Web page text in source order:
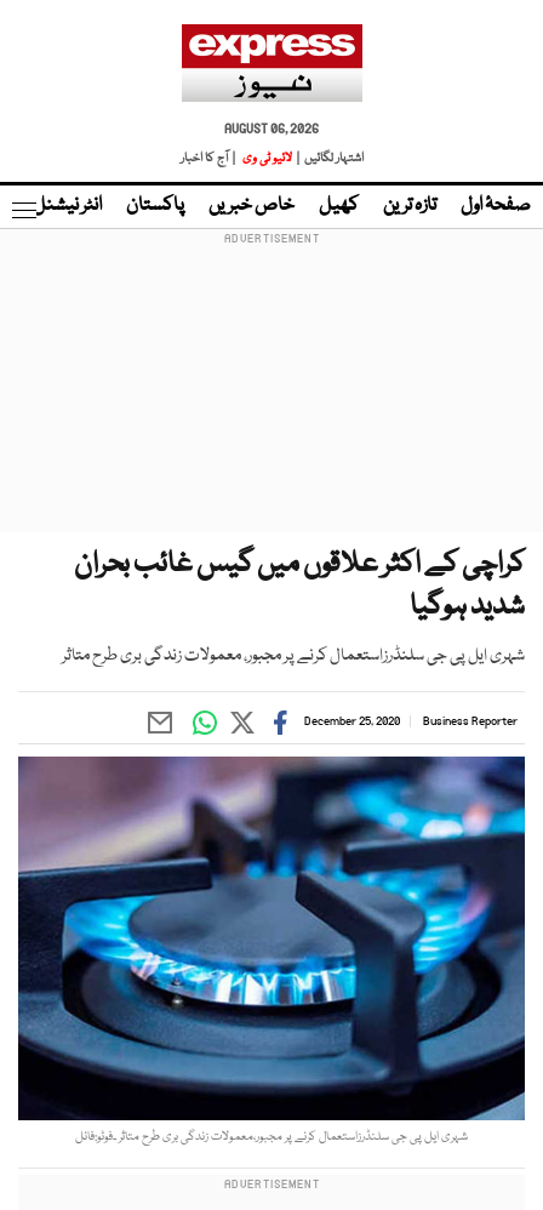
AUGUST 06, 2026
اشتہار لگائیں |
لائیو ٹی وی | آج کا اخبار
صفحۂ اول تازہ ترین کھیل خاص خبریں پاکستان انٹر نیشنل
کراچی کے اکثر علاقوں میں گیس غائب بحران
شدید ہوگیا
شہری ایل پی جی سلنڈرزاستعمال کرنے پر مجبور، معمولات زندگی بری طرح متاثر
Business Reporter
December 25, 2020
شہری ایل پی جی سلنڈرزاستعمال کرنے پر مجبور،معمولات زندگی بری طرح متاثر ۔فوٹو:فائل